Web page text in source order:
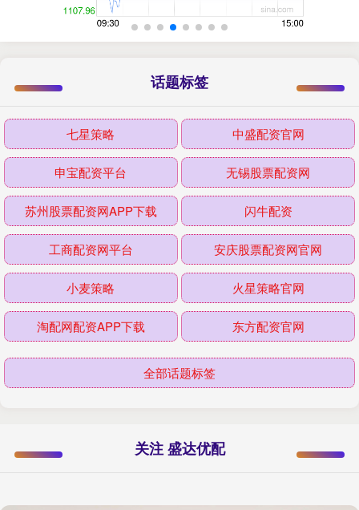
话题标签
七星策略 中盛配资官网
申宝配资平台 无锡股票配资网
苏州股票配资网APP下载 闪牛配资
工商配资网平台 安庆股票配资网官网
小麦策略 火星策略官网
淘配网配资APP下载 东方配资官网
全部话题标签
关注 盛达优配